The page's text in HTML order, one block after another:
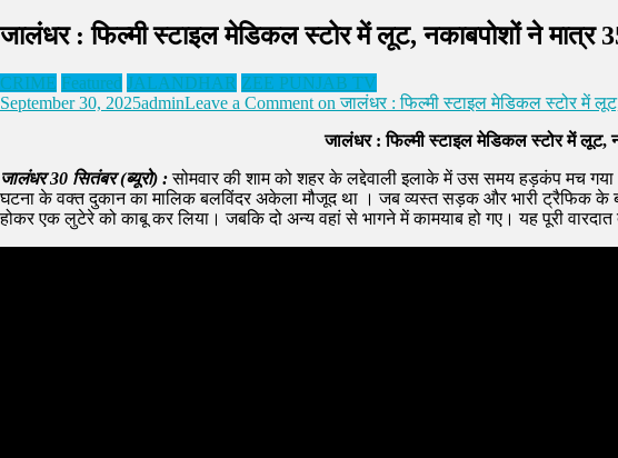
जालंधर : फिल्मी स्टाइल मेडिकल स्टोर में लूट, नकाबपोशों ने
CRIME Featured JALANDHAR ZEE PUNJAB TV
September 30, 2025adminLeave a Comment on जालंधर : फिल्मी स्टाइल मेडिकल स्टोर में
जालंधर : फिल्मी स्टाइल मेडिकल स्टोर में लूट,
जालंधर 30 सितंबर (ब्यूरो) : सोमवार की शाम को शहर के लद्देवाली इलाके में उस समय हड़कंप मच
घटना के वक्त दुकान का मालिक बलविंदर अकेला मौजूद था । जब व्यस्त सड़क और भारी ट्रैफिक के
होकर एक लुटेरे को काबू कर लिया। जबकि दो अन्य वहां से भागने में कामयाब हो गए। यह पूरी